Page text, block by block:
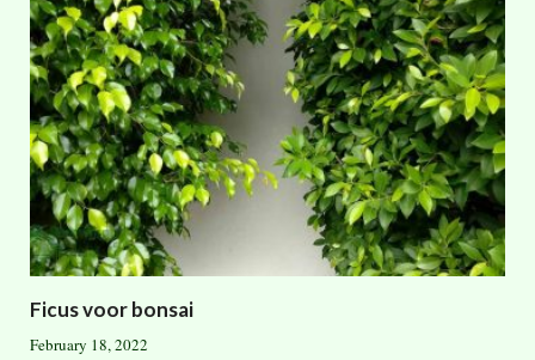
Ficus voor bonsai
February 18, 2022